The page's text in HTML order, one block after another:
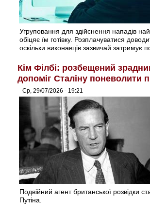
Угруповання для здійснення нападів
обіцяє їм готівку. Розплачуватися
оскільки виконавців зазвичай затримує
Кім Філбі: розбещений
допоміг Сталіну поневолити
Ср, 29/07/2026 - 19:21
Подвійний агент британської розвідки
Путіна.